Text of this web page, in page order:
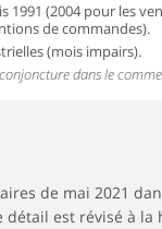
1991 (2004 pour les
de commandes).
(mois impairs).
dans le
de mai 2021
détail est révisé à la